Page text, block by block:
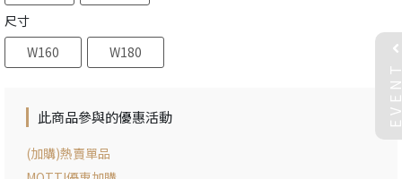
尺寸
W160
W180
此商品參與的優惠活動
(加購)熱賣單品